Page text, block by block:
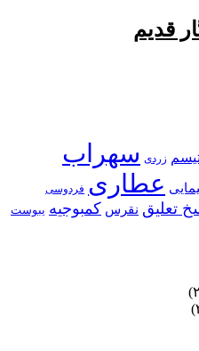
قدیم
زردی سهراب
عطاری فردوسی
تعلیق نقرس کمبوجیه یبوست